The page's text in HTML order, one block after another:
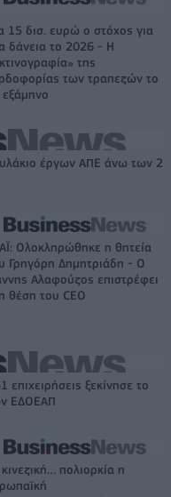
15 δισ. ευρώ ο στόχος για
δάνεια το 2026 - Η
της
των τραπεζών το
εξάμηνο
έργων ΑΠΕ άνω των 2
Ολοκληρώθηκε η θητεία
Γρηγόρη Δημητριάδη - Ο
Αλαφούζος επιστρέφει
θέση του CEO
ξεκίνησε το
ΕΔΟΕΑΠ
πολιορκία η